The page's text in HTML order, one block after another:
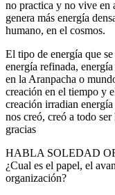
no practica y no vive en
genera más energía
humano, en el cosmos.
El tipo de energía que
energía refinada,
en la Aranpacha o
creación en el tiempo y
creación irradian
nos creó, creó a todo
gracias
HABLA SOLEDAD
¿Cual es el papel, el
organización?